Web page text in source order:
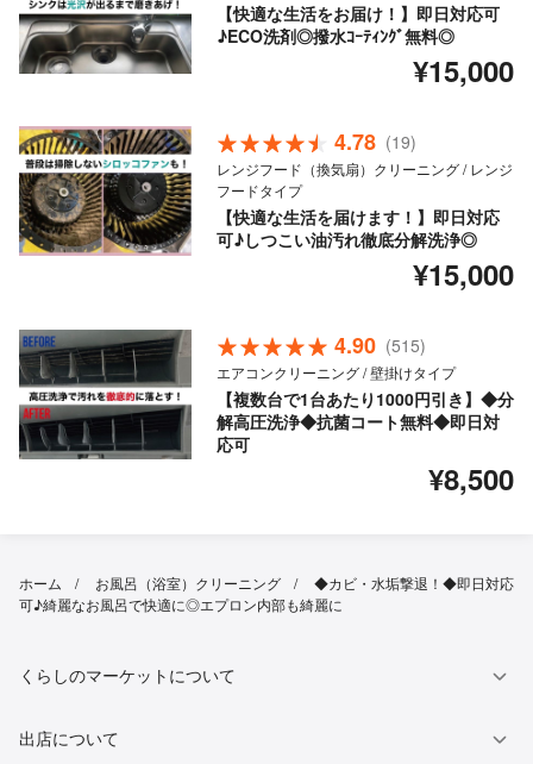
【快適な生活をお届け！】即日対応可
♪ECO洗剤◎撥水ｺｰﾃｨﾝｸﾞ無料◎
¥15,000
4.78 (19)
レンジフード（換気扇）クリーニング / レンジ
フードタイプ
【快適な生活を届けます！】即日対応
可♪しつこい油汚れ徹底分解洗浄◎
¥15,000
4.90 (515)
エアコンクリーニング / 壁掛けタイプ
【複数台で1台あたり1000円引き】◆分
解高圧洗浄◆抗菌コート無料◆即日対
応可
¥8,500
ホーム お風呂（浴室）クリーニング
◆カビ・水垢撃退！◆即日対応
可♪綺麗なお風呂で快適に◎エプロン内部も綺麗に
くらしのマーケットについて
出店について